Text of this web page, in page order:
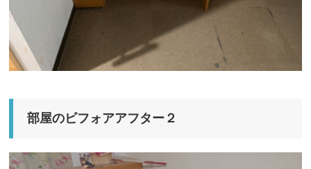
部屋のビフォアアフター２